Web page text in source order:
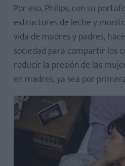
Por eso, Philips, con su
extractores de leche y
vida de madres y padres,
sociedad para compartir los
reducir la presión de las
en madres, ya sea por